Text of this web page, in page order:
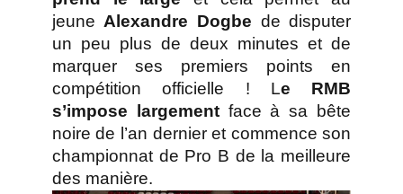
jeune Alexandre Dogbe de disputer
un peu plus de deux minutes et de
marquer ses premiers points en
compétition officielle ! Le RMB
s’impose largementface à sa bête
noire de l’an dernier et commence son
championnat de Pro B de la meilleure
des manière.